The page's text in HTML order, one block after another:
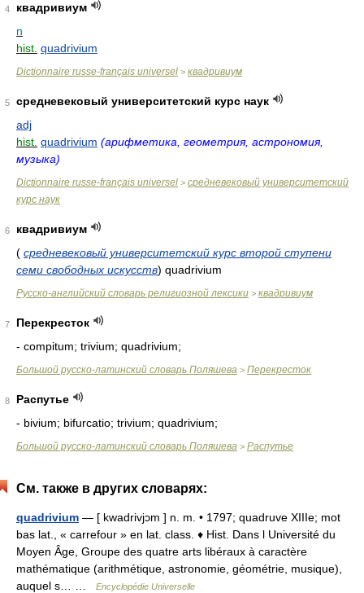
4
квадривиум
n
hist. quadrivium
Dictionnaire russe-français universel > квадривиум
5
средневековый университетский курс наук
adj
hist. quadrivium (арифметика, геометрия, астрономия,
музыка)
Dictionnaire russe-français universel > средневековый университетский
курс наук
6
квадривиум
( средневековый университетский курс второй ступени
семи свободных искусств) quadrivium
Русско-английский словарь религиозной лексики > квадривиум
7
Перекресток
- compitum; trivium; quadrivium;
Большой русско-латинский словарь Поляшева > Перекресток
8
Распутье
- bivium; bifurcatio; trivium; quadrivium;
Большой русско-латинский словарь Поляшева > Распутье
См. также в других словарях:
quadrivium — [ kwadrivjɔm ] n. m. • 1797; quadruve XIIIe; mot
bas lat., « carrefour » en lat. class. ♦ Hist. Dans l Université du
Moyen Âge, Groupe des quatre arts libéraux à caractère
mathématique (arithmétique, astronomie, géométrie, musique),
auquel s… …
Encyclopédie Universelle